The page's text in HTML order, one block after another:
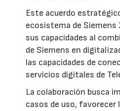
Este acuerdo
ecosistema de Siemens
sus capacidades al
de Siemens en
las capacidades de
servicios digitales de
La colaboración busca
casos de uso, favorecer